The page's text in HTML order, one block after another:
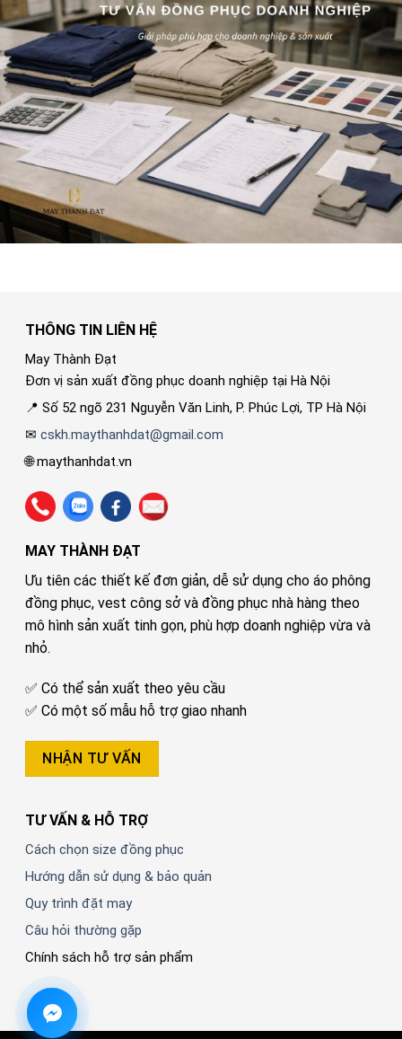
THÔNG TIN LIÊN HỆ
May Thành Đạt
Đơn vị sản xuất đồng phục doanh nghiệp tại Hà Nội
📍 Số 52 ngõ 231 Nguyễn Văn Linh, P. Phúc Lợi, TP Hà Nội
✉cskh.maythanhdat@gmail.com
🌐 maythanhdat.vn
MAY THÀNH ĐẠT
Ưu tiên các thiết kế đơn giản, dễ sử dụng cho áo phông
đồng phục, vest công sở và đồng phục nhà hàng theo
mô hình sản xuất tinh gọn, phù hợp doanh nghiệp vừa và
nhỏ.
✅ Có thể sản xuất theo yêu cầu
✅ Có một số mẫu hỗ trợ giao nhanh
NHẬN TƯ VẤN
TƯ VẤN & HỖ TRỢ
Cách chọn size đồng phục
Hướng dẫn sử dụng & bảo quản
Quy trình đặt may
Câu hỏi thường gặp
Chính sách hỗ trợ sản phẩm